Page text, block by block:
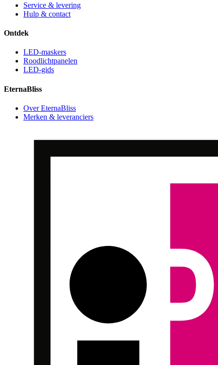
Service & levering
Hulp & contact
Ontdek
LED-maskers
Roodlichtpanelen
LED-gids
EternaBliss
Over EternaBliss
Merken & leveranciers